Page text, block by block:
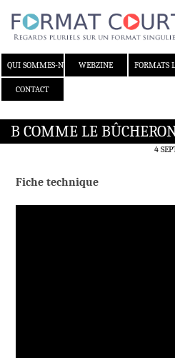
QUI SOMMES-NOUS ?WEBZINE FORMATS
CONTACT
B COMME LE
4
Fiche technique